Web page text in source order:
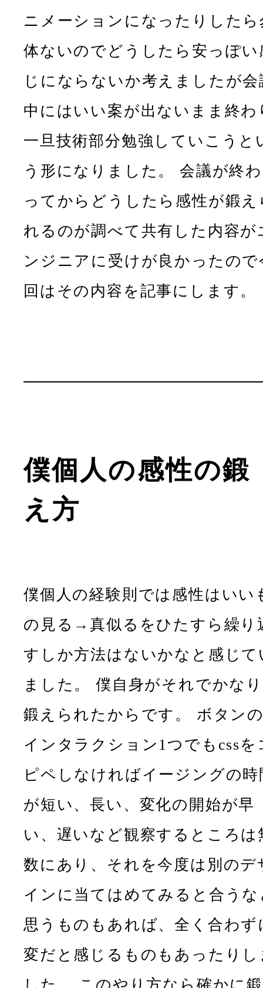
ニメーションになったりしたら
体ないのでどうしたら安っぽい
じにならないか考えましたが会
中にはいい案が出ないまま終わ
一旦技術部分勉強していこうと
う形になりました。 会議が終わ
ってからどうしたら感性が鍛え
れるのが調べて共有した内容が
ンジニアに受けが良かったので
回はその内容を記事にします。
僕個人の感性の鍛
え方
僕個人の経験則では感性はいい
の見る→真似るをひたすら繰り
すしか方法はないかなと感じて
ました。 僕自身がそれでかなり
鍛えられたからです。 ボタン
インタラクション1つでもcssを
ピペしなければイージングの時
が短い、長い、変化の開始が早
い、遅いなど観察するところは
数にあり、それを今度は別のデ
インに当てはめてみると合うな
思うものもあれば、全く合わず
変だと感じるものもあったりし